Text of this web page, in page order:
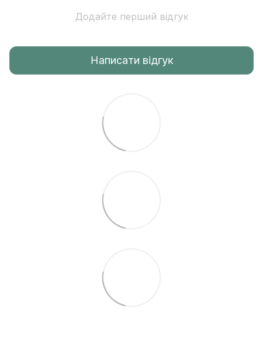
Додайте перший відгук
Написати відгук